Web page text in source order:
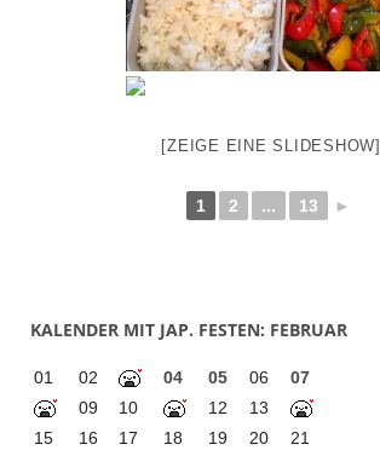
[ZEIGE EINE SLIDESHOW]
1 2 ... 13 ►
KALENDER MIT JAP. FESTEN: FEBRUAR
01 02 04 05 06
07
09
10 12
13
15
16 17 18 19 20 21